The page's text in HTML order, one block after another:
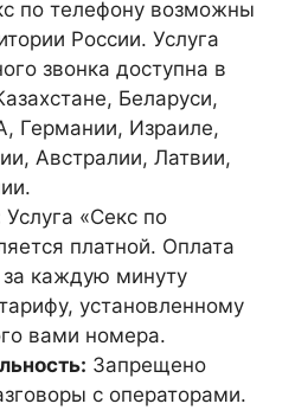
по телефону возможны
России. Услуга
звонка доступна в
Беларуси,
Германии, Израиле,
Австралии, Латвии,
Услуга «Секс по
платной. Оплата
за каждую минуту
установленному
вами номера.
Запрещено
с операторами.